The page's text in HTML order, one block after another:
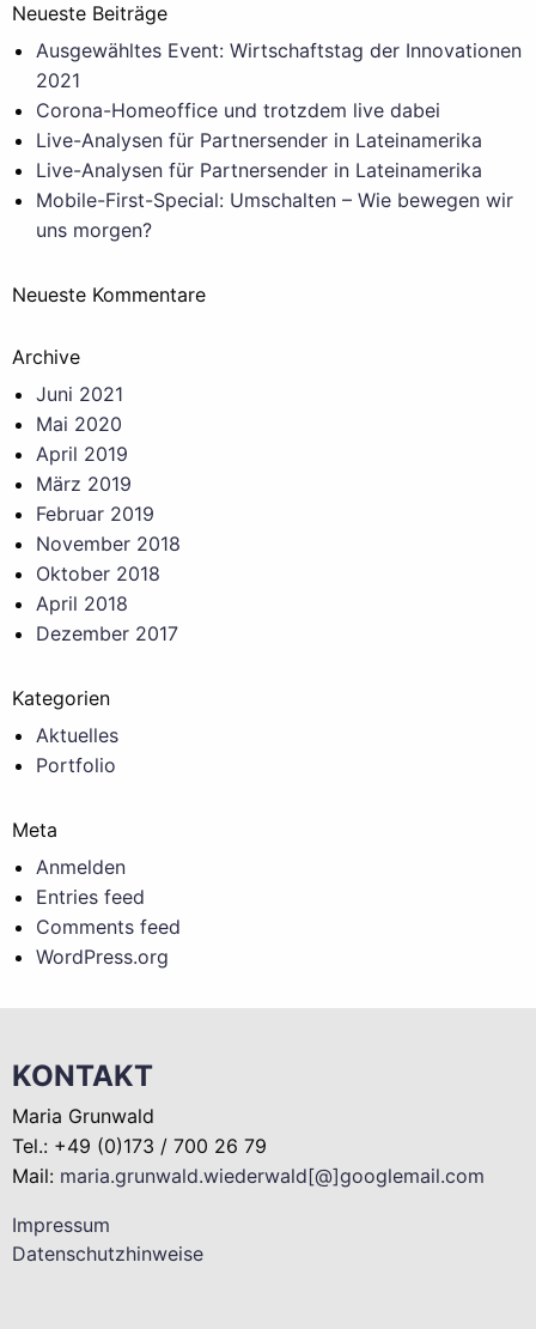
Neueste Beiträge
Ausgewähltes Event: Wirtschaftstag der Innovationen
2021
Corona-Homeoffice und trotzdem live dabei
Live-Analysen für Partnersender in Lateinamerika
Live-Analysen für Partnersender in Lateinamerika
Mobile-First-Special: Umschalten – Wie bewegen wir
uns morgen?
Neueste Kommentare
Archive
Juni 2021
Mai 2020
April 2019
März 2019
Februar 2019
November 2018
Oktober 2018
April 2018
Dezember 2017
Kategorien
Aktuelles
Portfolio
Meta
Anmelden
Entries feed
Comments feed
WordPress.org
KONTAKT
Maria Grunwald
Tel.: +49 (0)173 / 700 26 79
Mail: maria.grunwald.wiederwald[@]googlemail.com
Impressum
Datenschutzhinweise